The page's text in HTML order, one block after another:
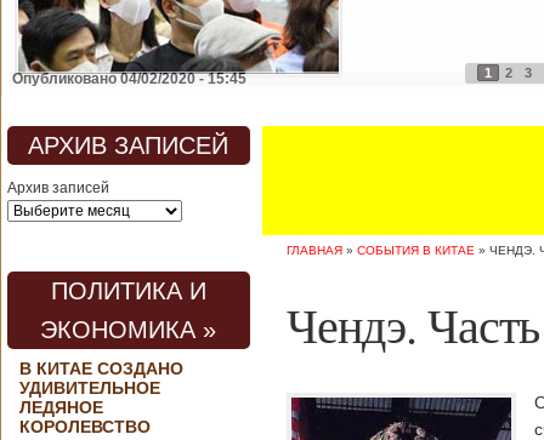
Опубликовано 04/02/2020 - 15:45 1 2 3
АРХИВ ЗАПИСЕЙ
Архив записей
ПОЛИТИКА И
ЭКОНОМИКА »
В КИТАЕ СОЗДАНО
УДИВИТЕЛЬНОЕ
ЛЕДЯНОЕ
КОРОЛЕВСТВО
ГЛАВНАЯ » СОБЫТИЯ В КИТАЕ » ЧЕНДЭ.
Чендэ.